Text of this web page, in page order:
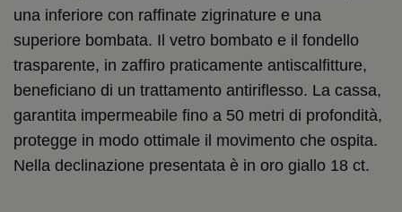
una inferiore con raffinate zigrinature e una
superiore bombata. Il vetro bombato e il fondello
trasparente, in zaffiro praticamente antiscalfitture,
beneficiano di un trattamento antiriflesso. La cassa,
garantita impermeabile fino a 50 metri di profondità,
protegge in modo ottimale il movimento che ospita.
Nella declinazione presentata è in oro giallo 18 ct.